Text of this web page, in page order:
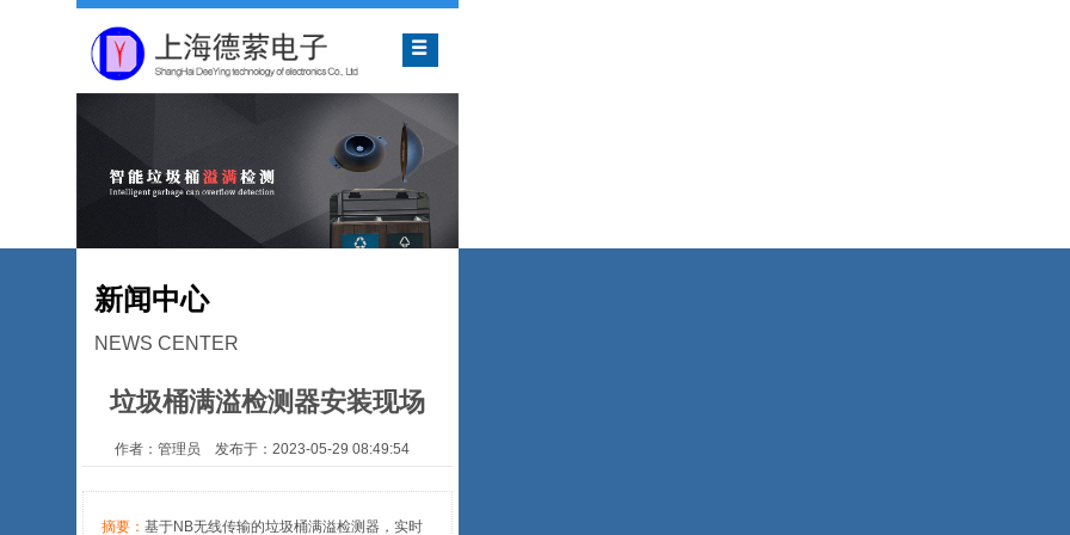
垃圾桶满溢检测器安装现场
作者：管理员 发布于：2023-05-29 08:49:54
摘要： 基于NB无线传输的垃圾桶满溢检测器，实时
新闻中心
NEWS CENTER